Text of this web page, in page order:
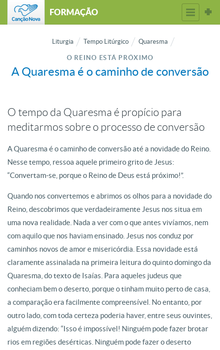
FORMAÇÃO
Liturgia Tempo Litúrgico Quaresma
O REINO ESTÁ PRÓXIMO
A Quaresma é o caminho de conversão
O tempo da Quaresma é propício para
meditarmos sobre o processo de conversão
A Quaresma é o caminho de conversão até a novidade do Reino.
Nesse tempo, ressoa aquele primeiro grito de Jesus:
“Convertam-se, porque o Reino de Deus está próximo!”.
Quando nos convertemos e abrimos os olhos para a novidade do
Reino, descobrimos que verdadeiramente Jesus nos situa em
uma nova realidade. Nada a ver com o que antes vivíamos, nem
com aquilo que nos haviam ensinado. Jesus nos conduz por
caminhos novos de amor e misericórdia. Essa novidade está
claramente assinalada na primeira leitura do quinto domingo da
Quaresma, do texto de Isaías. Para aqueles judeus que
conheciam bem o deserto, porque o tinham muito perto de casa,
a comparação era facilmente compreensível. No entanto, por
outro lado, com toda certeza poderia haver, entre seus ouvintes,
alguém dizendo: “Isso é impossível! Ninguém pode fazer brotar
rios em regiões desérticas. Ninguém pode fazer o deserto